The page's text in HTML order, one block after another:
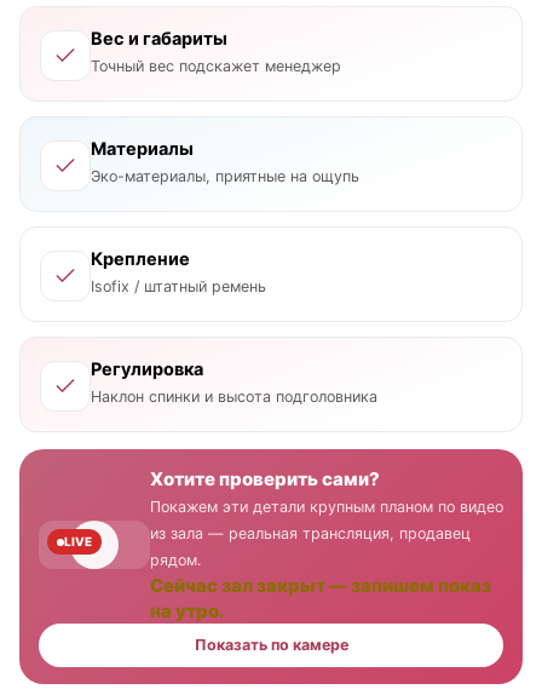
Вес и габариты
Точный вес подскажет менеджер
Материалы
Эко-материалы, приятные на ощупь
Крепление
Isofix / штатный ремень
Регулировка
Наклон спинки и высота подголовника
LIVE
Хотите проверить сами?
Покажем эти детали крупным планом по видео
из зала — реальная трансляция, продавец
рядом.
Сейчас зал закрыт — запишем показ
на утро.
Показать по камере